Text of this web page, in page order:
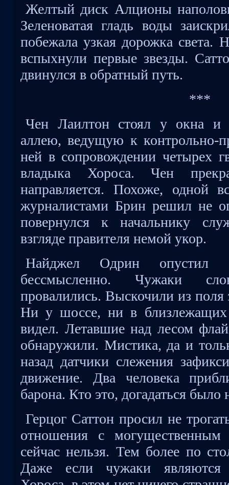
Желтый диск Алционы
Зеленоватая гладь воды
побежала узкая дорожка света.
вспыхнули первые звезды.
двинулся в обратный путь.
***
Чен Лаилтон стоял у окна и
аллею, ведущую к контрольно-
ней в сопровождении четырех
владыка Хороса. Чен
направляется. Похоже, одной
журналистами Брин решил не
повернулся к начальнику
взгляде правителя немой укор.
Найджел Одрин опустил
бессмысленно. Чужаки
провалились. Выскочили из поля
Ни у шоссе, ни в близлежащих
видел. Летавшие над лесом
обнаружили. Мистика, да и
назад датчики слежения
движение. Два человека
барона. Кто это, догадаться было
Герцог Саттон просил не
отношения с могущественным
сейчас нельзя. Тем более по
Даже если чужаки являются